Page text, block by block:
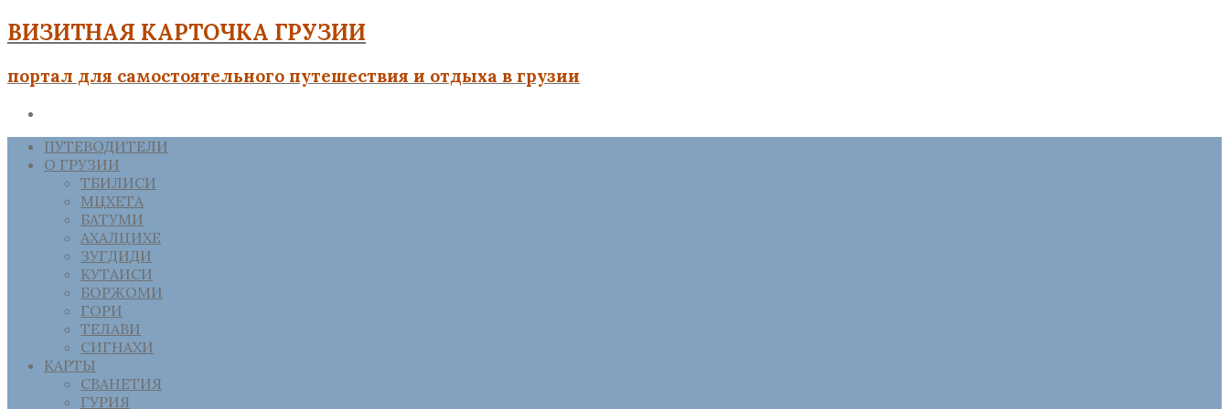
ВИЗИТНАЯ КАРТОЧКА ГРУЗИИ
портал для самостоятельного путешествия и отдыха в грузии
ПУТЕВОДИТЕЛИ
О ГРУЗИИ
ТБИЛИСИ
МЦХЕТА
БАТУМИ
АХАЛЦИХЕ
ЗУГДИДИ
КУТАИСИ
БОРЖОМИ
ГОРИ
ТЕЛАВИ
СИГНАХИ
КАРТЫ
СВАНЕТИЯ
ГУРИЯ